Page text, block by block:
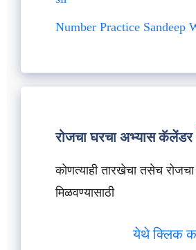
Number Practice Sandeep
रोजचा घरचा अभ्यास कॅलेंडर
कोणत्याही तारखेचा तसेच
मिळवण्यासाठी
येथे क्लिक